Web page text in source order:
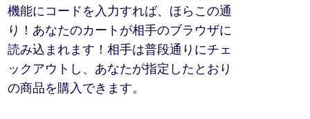
機能にコードを入力すれば、ほらこの通
り！あなたのカートが相手のブラウザに
読み込まれます！相手は普段通りにチェ
ックアウトし、あなたが指定したとおり
の商品を購入できます。